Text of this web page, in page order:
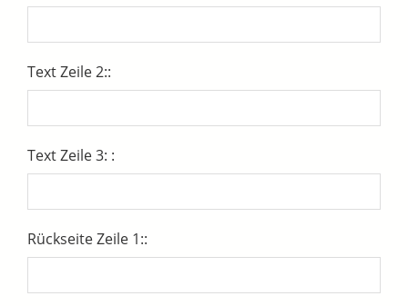
Text Zeile 2::
Text Zeile 3: :
Rückseite Zeile 1::